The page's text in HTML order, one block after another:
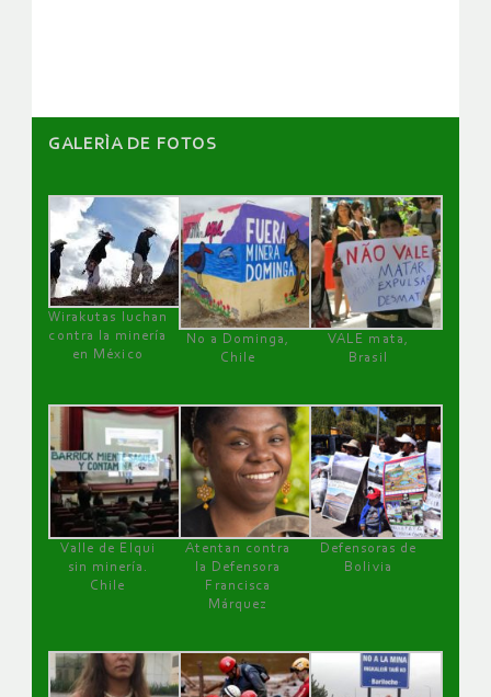
GALERÌA DE FOTOS
Wirakutas luchan
contra la minería
en México
No a Dominga,
Chile
VALE mata,
Brasil
Valle de Elqui
sin minería.
Chile
Atentan contra
la Defensora
Francisca
Márquez
Defensoras de
Bolivia